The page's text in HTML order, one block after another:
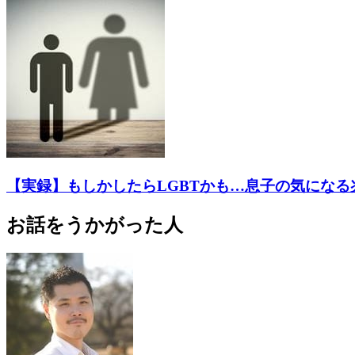
【実録】もしかしたらLGBTかも…息子の気になる
お話をうかがった人